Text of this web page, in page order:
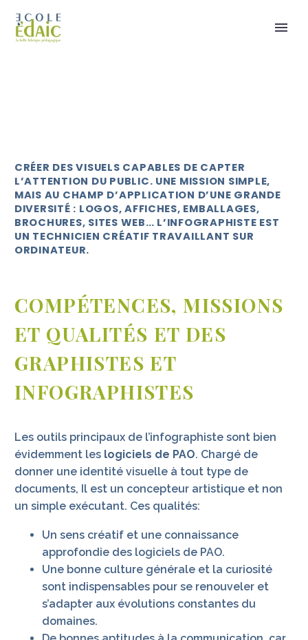
CRÉER DES VISUELS CAPABLES DE CAPTER
L’ATTENTION DU PUBLIC. UNE MISSION SIMPLE,
MAIS AU CHAMP D’APPLICATION D’UNE GRANDE
DIVERSITÉ : LOGOS, AFFICHES, EMBALLAGES,
BROCHURES, SITES WEB… L’INFOGRAPHISTE EST
UN TECHNICIEN CRÉATIF TRAVAILLANT SUR
ORDINATEUR.
COMPÉTENCES, MISSIONS
ET QUALITÉS ET DES
GRAPHISTES ET
INFOGRAPHISTES
Les outils principaux de l’infographiste sont bien
évidemment les logiciels de PAO. Chargé de
donner une identité visuelle à tout type de
documents, Il est un concepteur artistique et non
un simple exécutant. Ces qualités:
Un sens créatif et une connaissance
approfondie des logiciels de PAO.
Une bonne culture générale et la curiosité
sont indispensables pour se renouveler et
s’adapter aux évolutions constantes du
domaines.